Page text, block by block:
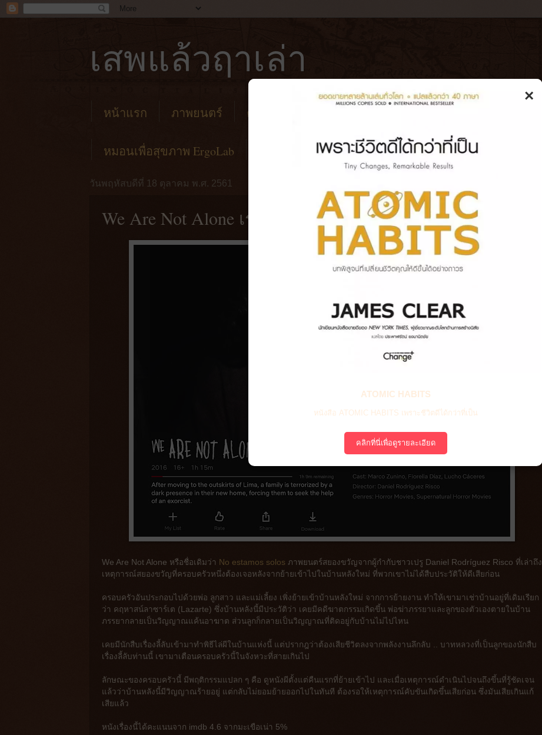
เสพแล้วฤาเล่า
หน้าแรก ภาพยนตร์ คาเฟ่
หมอนเพื่อสุขภาพ ErgoLab
วันพฤหัสบดีที่ 18 ตุลาคม พ.ศ. 2561
We Are Not Alone เราไม่ได้อยู่เพียงลำพัง
We Are Not Alone หรือชื่อเดิมว่า No estamos solos ภาพยนตร์สยองขวัญจากผู้กำกับชาวเปรู Daniel Rodríguez Risco ที่เล่าถึง
เหตุการณ์สยองขวัญที่ครอบครัวหนึ่งต้องเจอหลังจากย้ายเข้าไปในบ้านหลังใหม่ ที่พวกเขาไม่ได้สืบประวัติให้ดีเสียก่อน
ครอบครัวอันประกอบไปด้วยพ่อ ลูกสาว และแม่เลี้ยง เพิ่งย้ายเข้าบ้านหลังใหม่ จากการย้ายงาน ทำให้เขามาเช่าบ้านอยู่ที่เดิมเรียก
ว่า คฤหาสน์ลาซาร์เต (Lazarte) ซึ่งบ้านหลังนี้มีประวัติว่า เคยมีคดีฆาตกรรมเกิดขึ้น พ่อฆ่าภรรยาและลูกของตัวเองตายในบ้าน
ภรรยากลายเป็นวิญญาณแค้นอาฆาต ส่วนลูกก็กลายเป็นวิญญาณที่ติดอยู่กับบ้านไม่ไปไหน
เคยมีนักสืบเรื่องลี้ลับเข้ามาทำพิธีไล่ผีในบ้านแห่งนี้ แต่ปรากฎว่าต้องเสียชีวิตลงจากพลังงานลึกลับ .. บาทหลวงที่เป็นลูกของนักสืบ
เรื่องลี้ลับท่านนี้ เขามาเตือนครอบครัวนี้ในจังหวะที่สายเกินไป
ลักษณะของครอบครัวนี้ มีพฤติกรรมแปลก ๆ คือ ดูหนังผีตั้งแต่คืนแรกที่ย้ายเข้าไป และเมื่อเหตุการณ์ดำเนินไปจนถึงขึ้นที่รู้ชัดเจน
แล้วว่าบ้านหลังนี้มีวิญญาณร้ายอยู่ แต่กลับไม่ยอมย้ายออกไปในทันที ต้องรอให้เหตุการณ์คับขันเกิดขึ้นเสียก่อน ซึ่งมันเสียเกินแก้
เสียแล้ว
หนังเรื่องนี้ได้คะแนนจาก imdb 4.6 จากมะเขือเน่า 5%
×
ATOMIC HABITS
หนังสือ ATOMIC HABITS เพราะชีวิตดีได้กว่าที่เป็น
คลิกที่นี่เพื่อดูรายละเอียด